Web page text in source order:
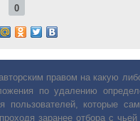
0
правом на какую
по удалению
которые
заранее отбора с